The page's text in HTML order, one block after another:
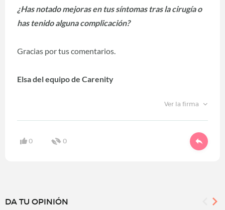
¿Has notado mejoras en tus síntomas tras la cirugía o
has tenido alguna complicación?
Gracias por tus comentarios.
Elsa del equipo de Carenity
Ver la firma
0 0
DA TU OPINIÓN